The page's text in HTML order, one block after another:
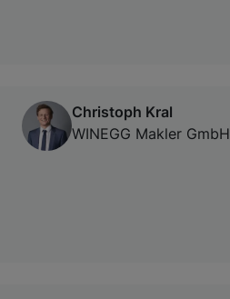
Christoph Kral
WINEGG Makler GmbH